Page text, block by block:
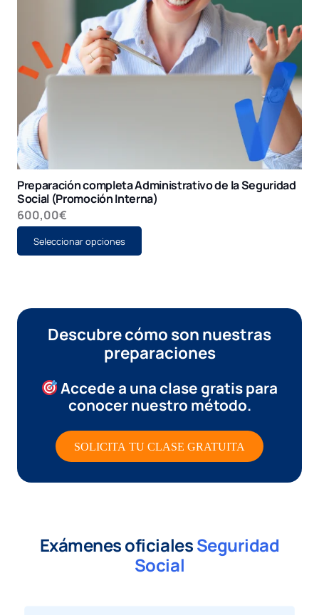
Preparación completa Administrativo de la Seguridad
Social (Promoción Interna)
600,00€
Seleccionar opciones
Este
tiene
se
elegir
la
producto
Descubre cómo son nuestras
preparaciones
Accede a una clase gratispara
conocer nuestro método.
SOLICITA TU CLASE GRATUITA
Exámenes oficialesSeguridad
Social